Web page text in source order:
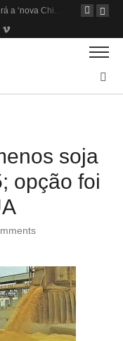
Quem será a ‘nova China’ do agro quando o apetite de Pequim acabar?
soja
opção foi